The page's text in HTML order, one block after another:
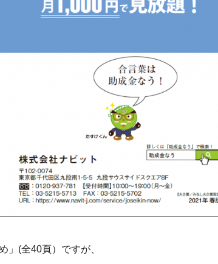
」(全40頁）ですが、